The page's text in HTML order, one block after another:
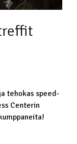
tehokas speed-
Centerin